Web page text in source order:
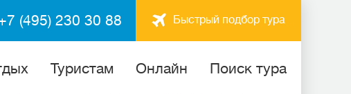
Быстрый подбор тура
(495) 230 30 88
Туристам Онлайн Поиск тура